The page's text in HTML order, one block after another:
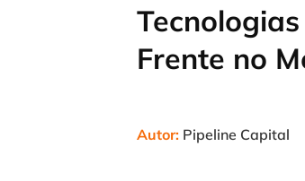
Frente no
Autor: Pipeline Capital